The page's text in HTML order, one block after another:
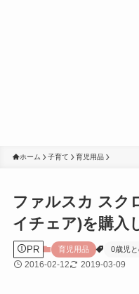
ホーム 子育て 育児用品
ファルスカ スク
イチェア)を購入
PR 育児用品 0歳児
2016-02-12 2019-03-09